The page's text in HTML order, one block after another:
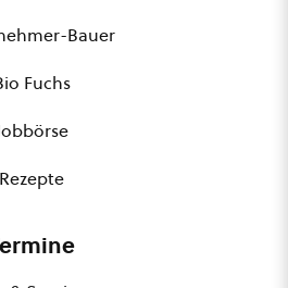
Bauer
Fuchs
Rezepte